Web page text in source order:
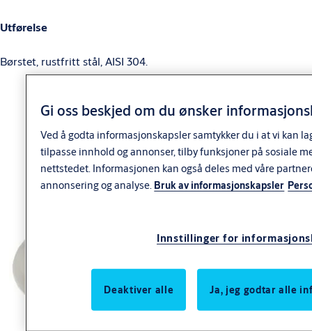
Utførelse
Børstet, rustfritt stål, AISI 304.
VR86101 VRIDER 19 MM (PAR)
9403423AX26
Gi oss beskjed om du ønsker
Ved å godta informasjonskapsler samtykker du i at vi kan
tilpasse innhold og annonser, tilby funksjoner på sosiale
nettstedet. Informasjonen kan også deles med våre
annonsering og analyse. Bruk av informasjonskapsler
Innstillinger for
Deaktiver alle Ja, jeg godtar alle